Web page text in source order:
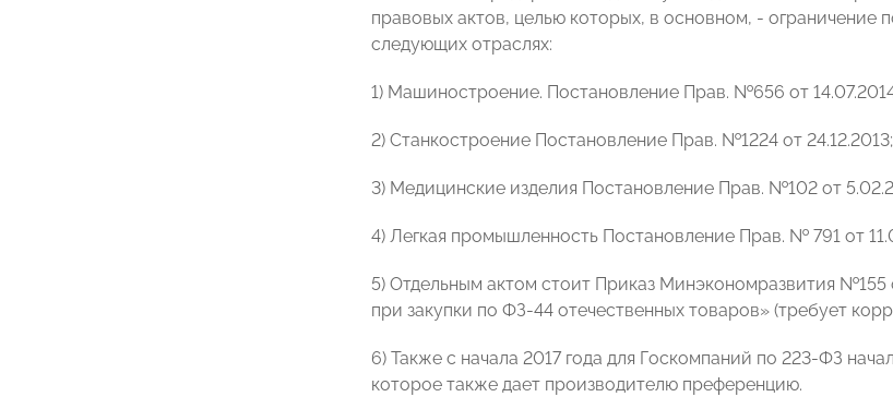
правовых актов, целью которых, в основном, - ограничение
следующих отраслях:
1) Машиностроение. Постановление Прав. №656 от
2) Станкостроение Постановление Прав. №1224 от 24.12.2013;
3) Медицинские изделия Постановление Прав. №102 от
4) Легкая промышленность Постановление Прав. № 791 от
5) Отдельным актом стоит Приказ Минэкономразвития
при закупки по ФЗ-44 отечественных товаров» (требует
6) Также с начала 2017 года для Госкомпаний по 223-ФЗ
которое также дает производителю преференцию.